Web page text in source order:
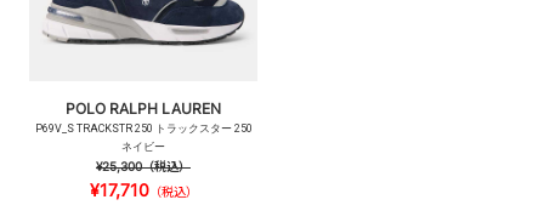
POLO RALPH LAUREN
P69V_S TRACKSTR 250 トラックスター 250
ネイビー
¥25,300（税込）
¥17,710（税込）